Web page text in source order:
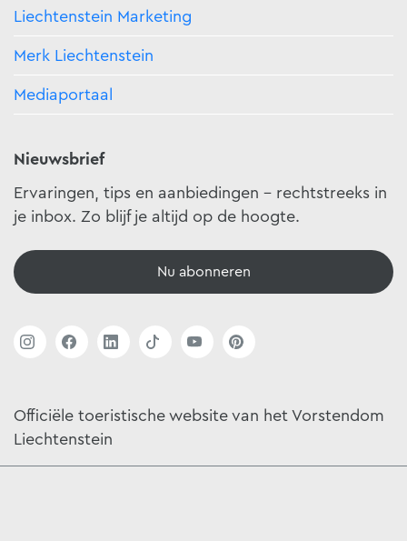
Liechtenstein Marketing
Merk Liechtenstein
Mediaportaal
Nieuwsbrief
Ervaringen, tips en aanbiedingen - rechtstreeks in
je inbox. Zo blijf je altijd op de hoogte.
Nu abonneren
Officiële toeristische website van het Vorstendom
Liechtenstein